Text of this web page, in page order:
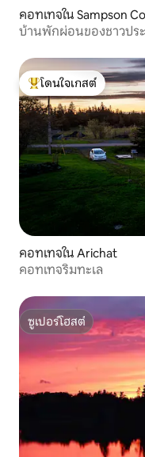
คอทเทจใน Sampson
บ้านพักผ่อนของชาวปร
โดนใจเกสต์ที่สุด
โดนใจเกสต์
คอทเทจใน Arichat
คอทเทจริมทะเล
ซูเปอร์โฮสต์
ซูเปอร์โฮสต์